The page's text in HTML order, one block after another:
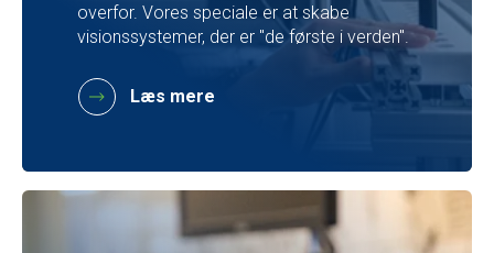
overfor. Vores speciale er at skabe
visionssystemer, der er "de første i verden".
Læs mere